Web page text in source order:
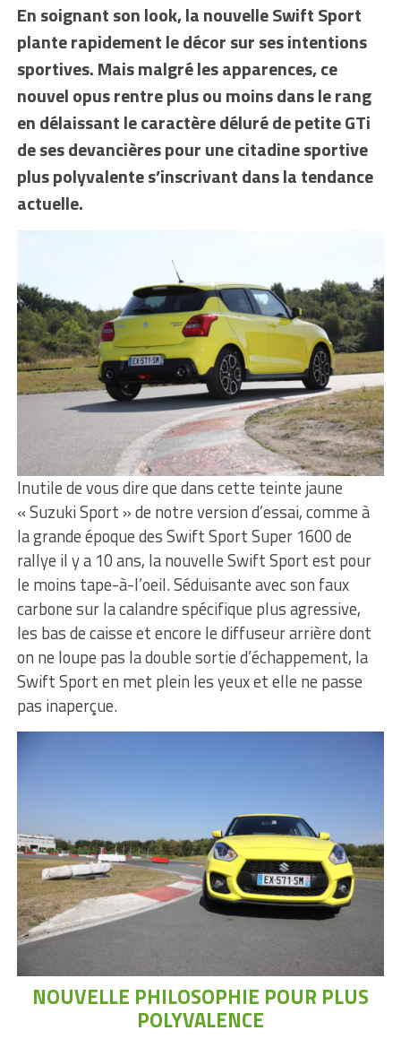
En soignant son look, la nouvelle Swift Sport
plante rapidement le décor surses intentions
sportives. Mais malgré les apparences, ce
nouvel opus rentre plus ou moins dans le rang
en délaissant le caractère déluré de petite GTi
de ses devancières pour une citadine sportive
plus polyvalente s’inscrivant dans la tendance
actuelle.
Inutile de vous dire que dans cette teinte jaune
« Suzuki Sport » de notre version d’essai, comme à
la grande époque des Swift Sport Super 1600 de
rallye il y a 10 ans, la nouvelle Swift Sport est pour
le moins tape-à-l’oeil. Séduisante avec son faux
carbone sur la calandre spécifique plus agressive,
les bas de caisse et encore le diffuseur arrière dont
on ne loupe pas la double sortie d’échappement, la
Swift Sport en met plein les yeux et elle ne passe
pas inaperçue.
NOUVELLE PHILOSOPHIE POUR PLUS
POLYVALENCE